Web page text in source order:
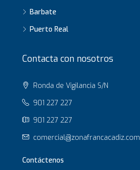
Barbate
Puerto Real
Contacta con nosotros
Ronda de Vigilancia S/N
901 227 227
901 227 227
comercial@zonafrancacadiz.com
Contáctenos